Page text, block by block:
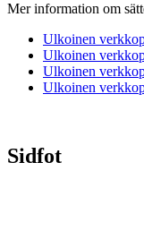
Mer information om
Ulkoinen
Ulkoinen
Ulkoinen
Ulkoinen
Sidfot